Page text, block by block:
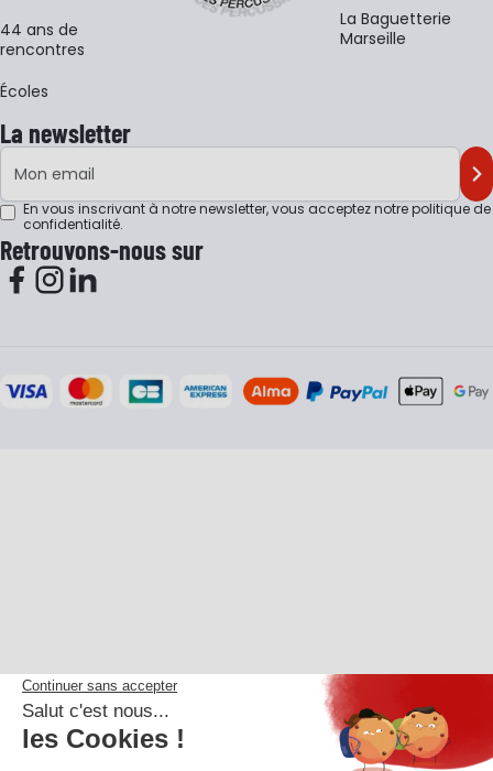
44 ans de
rencontres
Écoles
La Baguetterie
Marseille
La newsletter
Adresse e-mail
En vous inscrivant à notre newsletter, vous acceptez notrepolitique de
confidentialité.
Retrouvons-nous sur